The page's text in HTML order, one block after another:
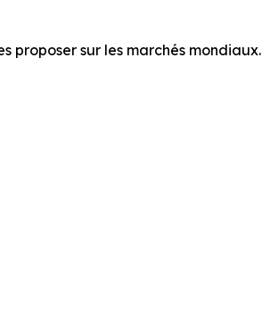
proposer sur les marchés mondiaux.